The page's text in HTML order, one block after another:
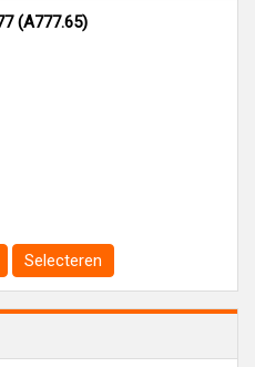
(A777.65)
Selecteren